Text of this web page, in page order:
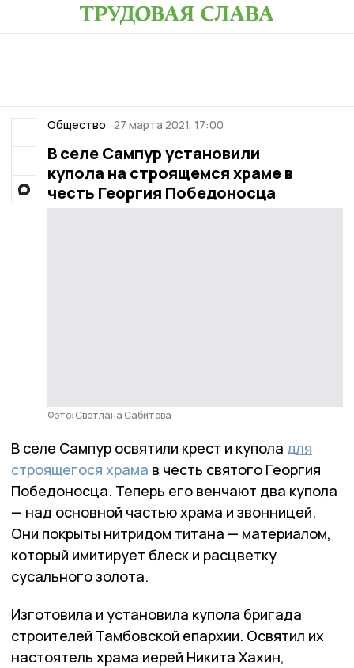
Общество 27 марта 2021, 17:00
В селе Сампур установили
купола на строящемся храме в
честь Георгия Победоносца
Фото: Светлана Сабитова
В селе Сампур освятили крест и купола для
строящегося храма в честь святого Георгия
Победоносца. Теперь его венчают два купола
— над основной частью храма и звонницей.
Они покрыты нитридом титана — материалом,
который имитирует блеск и расцветку
сусального золота.
Изготовила и установила купола бригада
строителей Тамбовской епархии. Освятил их
настоятель храма иерей Никита Хахин,